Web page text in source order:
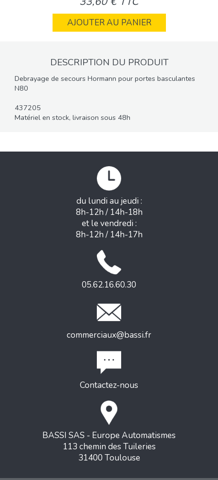
AJOUTER AU PANIER
DESCRIPTION DU PRODUIT
Debrayage de secours Hormann pour portes basculantes
N80
437205
Matériel en stock, livraison sous 48h
du lundi au jeudi :
8h-12h / 14h-18h
et le vendredi :
8h-12h / 14h-17h
05.62.16.60.30
commerciaux@bassi.fr
Contactez-nous
BASSI SAS - Europe Automatismes
113 chemin des Tuileries
31400 Toulouse